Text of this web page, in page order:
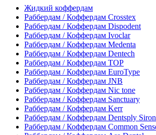
Жидкий коффердам
Раббердам / Коффердам Crosstex
Раббердам / Коффердам Dispodent
Раббердам / Коффердам Ivoclar
Раббердам / Коффердам Medenta
Раббердам / Коффердам Dentech
Раббердам / Коффердам ТОР
Раббердам / Коффердам EuroType
Раббердам / Коффердам JNB
Раббердам / Коффердам Nic tone
Раббердам / Коффердам Sanctuary
Раббердам / Коффердам Kerr
Раббердам / Коффердам Dentsply
Раббердам / Коффердам Common